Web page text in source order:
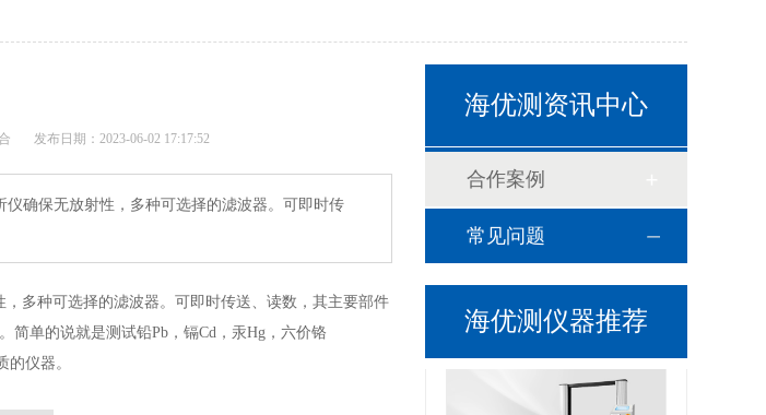
发布日期：2023-06-02 17:17:52
仪确保无放射性，多种可选择的滤波器。可即时传
多种可选择的滤波器。可即时传送、读数，其主要部件
简单的说就是测试铅Pb，镉Cd，汞Hg，六价铬
仪器。
海优测资讯中心
合作案例
常见问题
海优测仪器推荐
办公椅底座旋转测试仪